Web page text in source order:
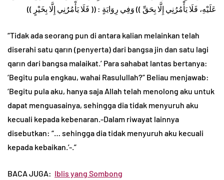
عَلَيْهِ، فَلَا يَأْمُرُنِي إِلَّا بِحَقِّ )) وَفِي رِوَايَةٍ : (( فَلَا يَأْمُرُنِي إِلَّا بِخَيْرٍ ))
“Tidak ada seorang pun di antara kalian melainkan telah
diserahi satu qarın (penyerta) dari bangsa jin dan satu lagi
qarın dari bangsa malaikat.’ Para sahabat lantas bertanya:
‘Begitu pula engkau, wahai Rasulullah?” Beliau menjawab:
‘Begitu pula aku, hanya saja Allah telah menolong aku untuk
dapat menguasainya, sehingga dia tidak menyuruh aku
kecuali kepada kebenaran.-Dalam riwayat lainnya
disebutkan: “… sehingga dia tidak menyuruh aku kecuali
kepada kebaikan.’-.”
BACA JUGA: Iblis yang Sombong